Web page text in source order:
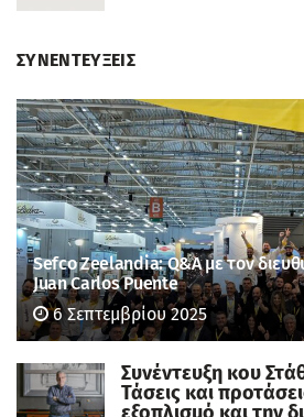
ΣΥΝΕΝΤΕΥΞΕΙΣ
Sefco Zeelandia: Q&A με τον
Juan Carlos Puente
6 Σεπτεμβρίου 2025
Συνέντευξη κου
Τάσεις και